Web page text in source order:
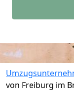
von Freiburg im